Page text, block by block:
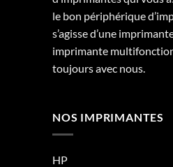
le bon périphérique
s’agisse d’une
imprimante
toujours avec nous.
NOS IMPRIMANTES
HP